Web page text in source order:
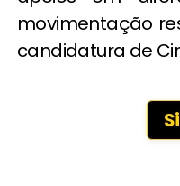
movimentação
candidatura de